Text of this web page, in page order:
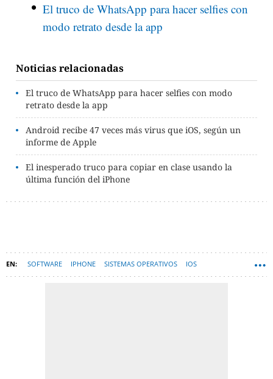
El truco de WhatsApp para hacer selfies con
modo retrato desde la app
Noticias relacionadas
El truco de WhatsApp para hacer selfies con modo
retrato desde la app
Android recibe 47 veces más virus que iOS, según un
informe de Apple
El inesperado truco para copiar en clase usando la
última función del iPhone
SOFTWARE IPHONE SISTEMAS OPERATIVOS IOS